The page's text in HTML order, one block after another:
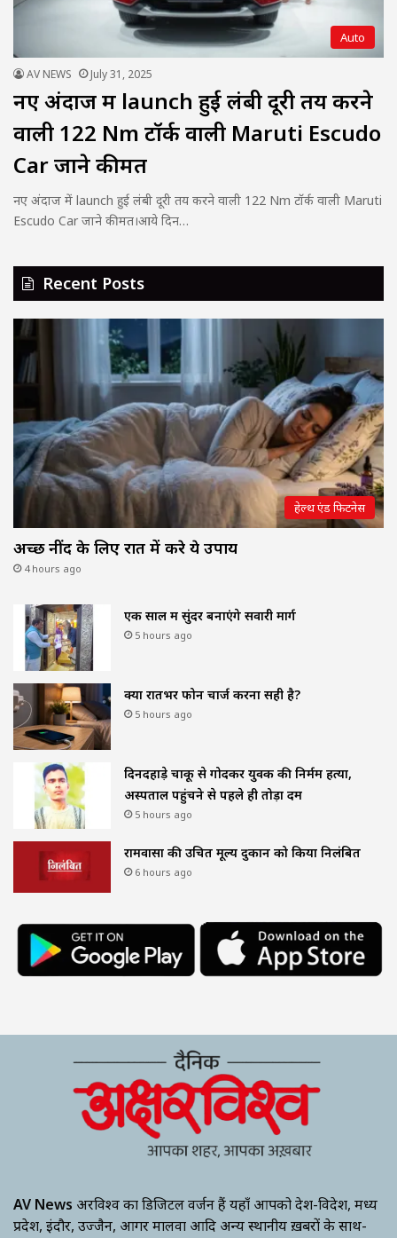
Auto
AV NEWS July 31, 2025
नए अंदाज में launch हुई लंबी दूरी तय करने
वाली 122 Nm टॉर्क वाली Maruti Escudo
Car जाने कीमत
नए अंदाज में launch हुई लंबी दूरी तय करने वाली 122 Nm टॉर्क वाली Maruti
Escudo Car जाने कीमत।आये दिन…
Recent Posts
हेल्थ एंड फिटनेस
अच्छी नींद के लिए रात में करे ये उपाय
4 hours ago
एक साल में सुंदर बनाएंगे सवारी मार्ग
5 hours ago
क्या रातभर फोन चार्ज करना सही है?
5 hours ago
दिनदहाड़े चाकू से गोदकर युवक की निर्मम हत्या,
अस्पताल पहुंचने से पहले ही तोड़ा दम
5 hours ago
रामवासा की उचित मूल्य दुकान को किया निलंबित
6 hours ago
AV News अक्षरविश्व का डिजिटल वर्जन हैं यहाँ आपको देश-विदेश, मध्य
प्रदेश, इंदौर, उज्जैन, आगर मालवा आदि अन्य स्थानीय ख़बरों के साथ-